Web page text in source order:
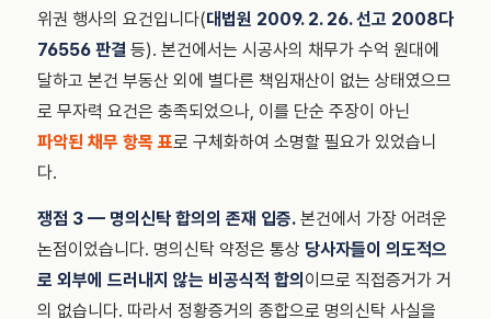
위권 행사의 요건입니다(대법원 2009. 2. 26. 선고 2008다
76556 판결 등). 본건에서는 시공사의 채무가 수억 원대에
달하고 본건 부동산 외에 별다른 책임재산이 없는 상태였으므
로 무자력 요건은 충족되었으나, 이를 단순 주장이 아닌
파악된 채무 항목 표로 구체화하여 소명할 필요가 있었습니
다.
쟁점 3 — 명의신탁 합의의 존재 입증. 본건에서 가장 어려운
논점이었습니다. 명의신탁 약정은 통상 당사자들이 의도적으
로 외부에 드러내지 않는 비공식적 합의 이므로 직접증거가 거
의 없습니다. 따라서 정황증거의 종합으로 명의신탁 사실을